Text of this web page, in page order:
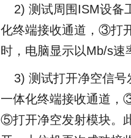
2) 测试周围ISM设
化终端接收通道，③打
时，电脑显示以Mb/s速
3) 测试打开净空信
一体化终端接收通道
⑤打开净空发射模块。